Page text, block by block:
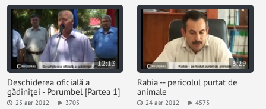
12:13
Deschiderea oficială a
gădiniței - Porumbel [Partea 1]
25 авг 2012 3705
3:29
Rabia -- pericolul purtat de
animale
24 авг 2012 4573